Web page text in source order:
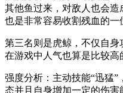
其他鱼过来，对敌人也会
也是非常容易收割残血的一
第三名则是虎鲸，不仅自身
在游戏中人气也算是比较高
强度分析：主动技能“迅猛
态并且自身增加一定的伤